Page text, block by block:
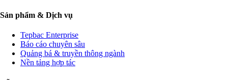
Sản phẩm & Dịch vụ
Tepbac Enterprise
Báo cáo chuyên sâu
Quảng bá & truyền thông ngành
Nền tảng hợp tác